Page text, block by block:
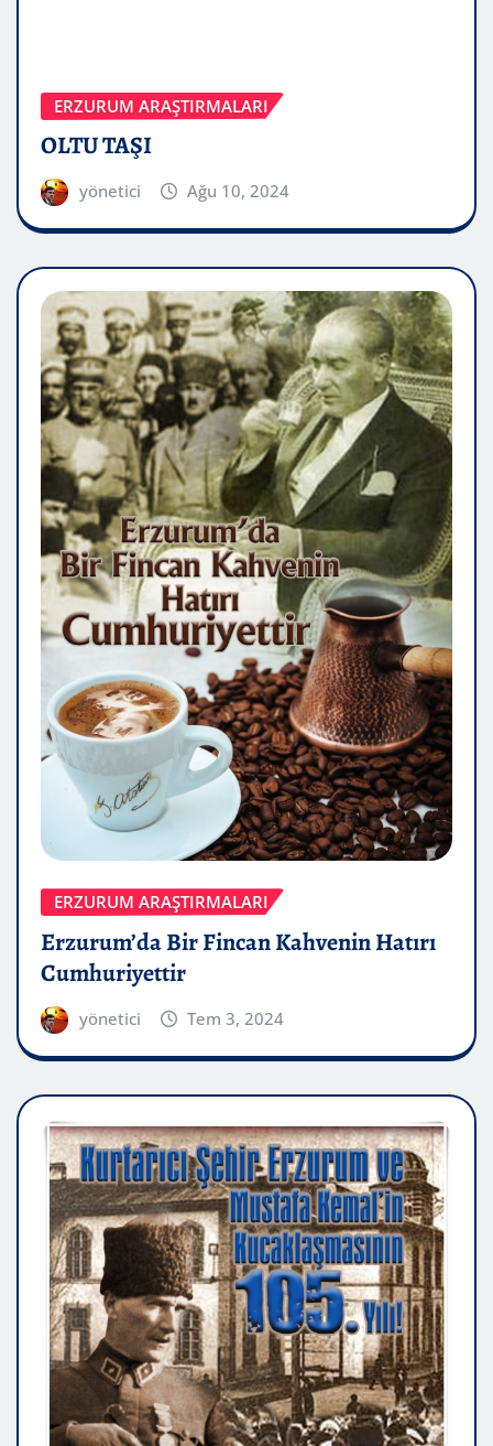
ERZURUM ARAŞTIRMALARI
OLTU TAŞI
yönetici Ağu 10, 2024
ERZURUM ARAŞTIRMALARI
Erzurum’da Bir Fincan Kahvenin Hatırı
Cumhuriyettir
yönetici Tem 3, 2024